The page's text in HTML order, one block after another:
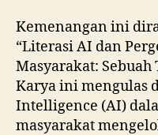
Kemenangan ini
“Literasi AI dan
Masyarakat:
Karya ini mengulas
Intelligence (AI)
masyarakat